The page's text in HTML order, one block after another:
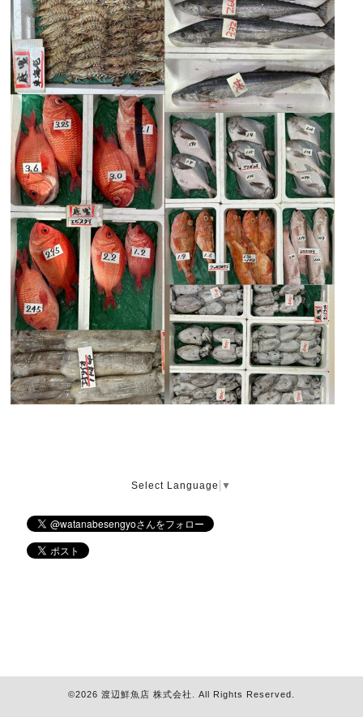
Select Language ▼
©2026 渡辺鮮魚店 株式会社 . All Rights Reserved.